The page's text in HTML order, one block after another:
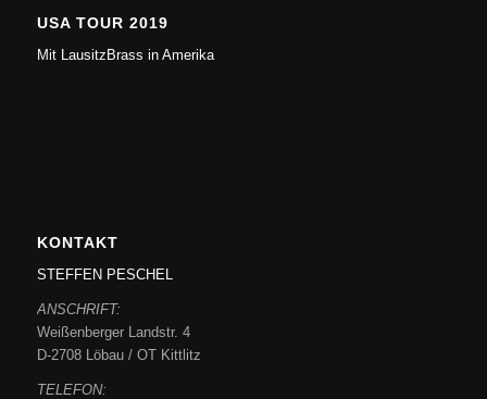
USA TOUR 2019
Mit LausitzBrass in Amerika
KONTAKT
STEFFEN PESCHEL
ANSCHRIFT:
Weißenberger Landstr. 4
D-2708 Löbau / OT Kittlitz
TELEFON: